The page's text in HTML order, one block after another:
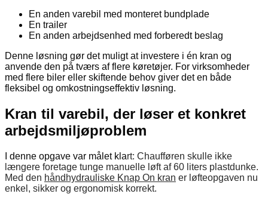
En anden varebil med monteret bundplade
En trailer
En anden arbejdsenhed med forberedt beslag
Denne løsning gør det muligt at investere i én kran og
anvende den på tværs af flere køretøjer. For virksomheder
med flere biler eller skiftende behov giver det en både
fleksibel og omkostningseffektiv løsning.
Kran til varebil, der løser et konkret
arbejdsmiljøproblem
I denne opgave var målet klart: Chaufføren skulle ikke
længere foretage tunge manuelle løft af 60 liters plastdunke.
Med den håndhydrauliske Knap On kran er løfteopgaven nu
enkel, sikker og ergonomisk korrekt.